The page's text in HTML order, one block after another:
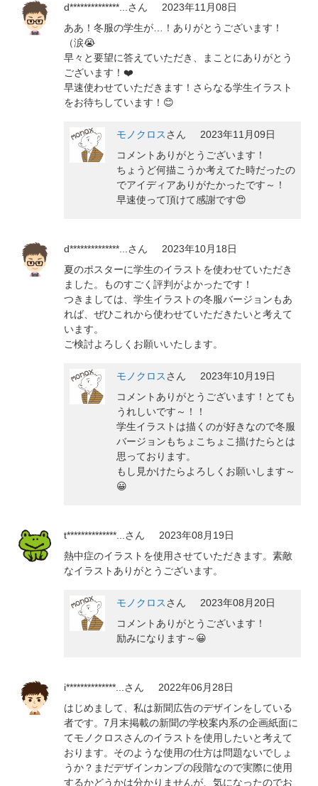
d**************... さん
2023年11月08日
ああ！冬服の学生が…！ありがとうございます！
（涙😭
早々と要望に答えていただき、まことにありがとう
ございます！❤️
早速使わせていただきます！さらなる学生イラスト
をお待ちしています！😊
モノクロス さん
2023年11月09日
コメントありがとうございます！
ちょうど何描こうか考えてた時だったの
でアイディアありがたかったです～！
早速使って頂けて感謝です😍
d**************... さん
2023年10月18日
夏のポスターに学生のイラストを使わせていただき
ました。ものすごく評判がよかったです！
つきましては、学生イラストの冬服バージョンもあ
れば、ぜひこれから使わせていただきたいと考えて
います。
ご検討よろしくお願いいたします。
モノクロス さん
2023年10月19日
コメントありがとうございます！とても
うれしいです～！！
学生イラストは描くのが好きなので冬服
バージョンもちょこちょこ描けたらとは
思っております。
もし見かけたらよろしくお願いします～
😀
t**************... さん
2023年08月19日
熱中症のイラストを使用させていただきます。素敵
なイラストありがとうございます。
モノクロス さん
2023年08月20日
コメントありがとうございます！
励みになります～😀
i**************... さん
2022年06月28日
はじめまして、私は新聞広告のデザインをしている
者です。7月末掲載の新聞の学校案内系の企画紙面に
てモノクロスさんのイラストを使用したいと考えて
おります。そのような使用の仕方は問題ないでしょ
うか？まだデザインカンプの段階なので実際に使用
するかどうかは分かりませんが、気になったのでお